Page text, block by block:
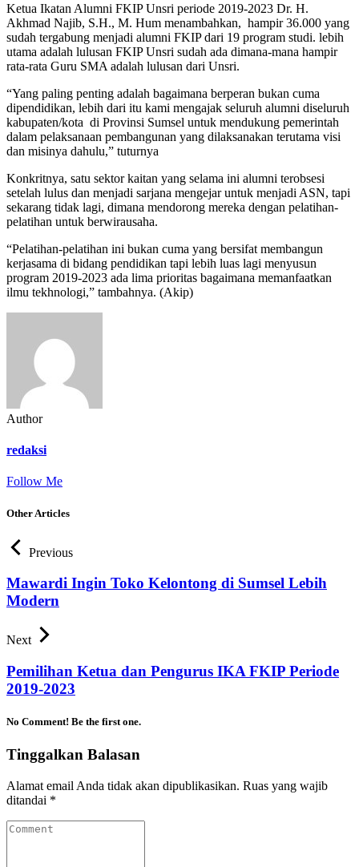
Ketua Ikatan Alumni FKIP Unsri periode 2019-2023 Dr. H.
Akhmad Najib, S.H., M. Hum menambahkan, hampir 36.000 yang
sudah tergabung menjadi alumni FKIP dari 19 program studi. lebih
utama adalah lulusan FKIP Unsri sudah ada dimana-mana hampir
rata-rata Guru SMA adalah lulusan dari Unsri.
“Yang paling penting adalah bagaimana berperan bukan cuma
dipendidikan, lebih dari itu kami mengajak seluruh alumni diseluruh
kabupaten/kota di Provinsi Sumsel untuk mendukung pemerintah
dalam pelaksanaan pembangunan yang dilaksanakan terutama visi
dan misinya dahulu,” tuturnya
Konkritnya, satu sektor kaitan yang selama ini alumni terobsesi
setelah lulus dan menjadi sarjana mengejar untuk menjadi ASN, tapi
sekarang tidak lagi, dimana mendorong mereka dengan pelatihan-
pelatihan untuk berwirausaha.
“Pelatihan-pelatihan ini bukan cuma yang bersifat membangun
kerjasama di bidang pendidikan tapi lebih luas lagi menyusun
program 2019-2023 ada lima prioritas bagaimana memanfaatkan
ilmu tekhnologi,” tambahnya. (Akip)
Author
redaksi
Follow Me
Other Articles
Previous
Mawardi Ingin Toko Kelontong di Sumsel Lebih
Modern
Next
Pemilihan Ketua dan Pengurus IKA FKIP Periode
2019-2023
No Comment! Be the first one.
Tinggalkan Balasan
Alamat email Anda tidak akan dipublikasikan. Ruas yang wajib
ditandai *